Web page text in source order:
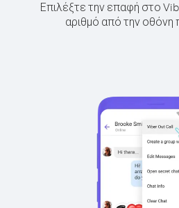
Επιλέξτε την επαφή στο
αριθμό από την